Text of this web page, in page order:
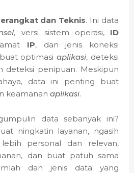
dan Teknis. Ini data
, versi sistem operasi, ID
IP, dan jenis koneksi
optimasiaplikasi, deteksi
deteksi penipuan. Meskipun
data ini penting buat
keamanan aplikasi.
data sebanyak ini?
ningkatin layanan, ngasih
personal dan relevan,
dan buat patuh sama
dan jenis data yang